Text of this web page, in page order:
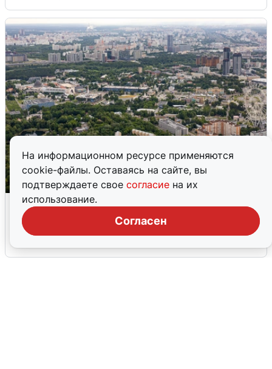
На информационном ресурсе применяются
cookie-файлы. Оставаясь на сайте, вы
подтверждаете свое согласие на их
использование.
Согласен
Москвичи услышали грохот, похожий
на взрыв